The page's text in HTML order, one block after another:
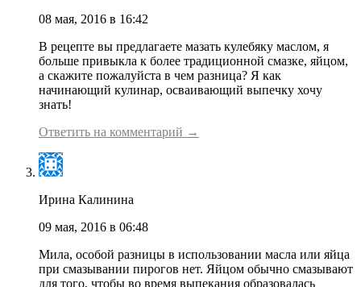
08 мая, 2016 в 16:42
В рецепте вы предлагаете мазать кулебяку маслом, я
больше привыкла к более традиционной смазке, яйцом,
а скажите пожалуйста в чем разница? Я как
начинающий кулинар, осваивающий выпечку хочу
знать!
Ответить на комментарий →
Ирина Калинина
09 мая, 2016 в 06:48
Мила, особой разницы в использовании масла или яйца
при смазывании пирогов нет. Яйцом обычно смазывают
для того, чтобы во время выпекания образовалась